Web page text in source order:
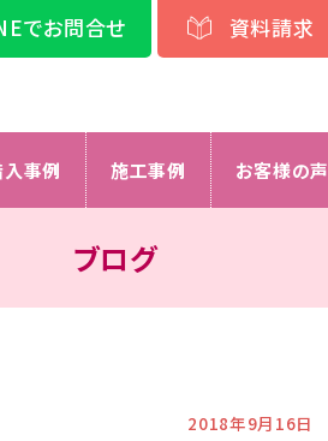
でお問合せ 資料請求
事例 施工事例 お客様の声
ブログ
2018年9月16日